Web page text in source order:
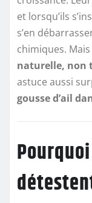
et lorsqu’ils
s’en
chimiques.
naturelle, non
astuce aussi
gousse d’ail